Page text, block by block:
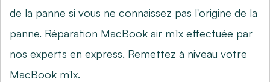
de la panne si vous ne connaissez pas l'origine de la
panne. Réparation MacBook air m1x effectuée par
nos experts en express. Remettez à niveau votre
MacBook m1x.